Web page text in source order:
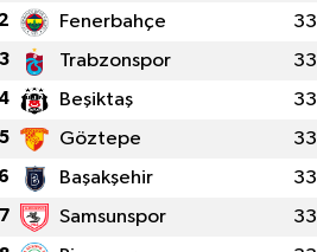
Fenerbahçe 33
3 Trabzonspor 33
Beşiktaş 33
5 Göztepe 33
Başakşehir 33
7 Samsunspor 33